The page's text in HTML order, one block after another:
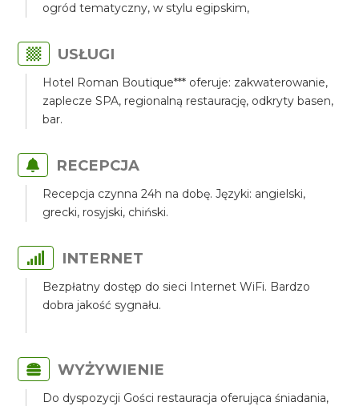
ogród tematyczny, w stylu egipskim,
USŁUGI
Hotel Roman Boutique*** oferuje: zakwaterowanie,
zaplecze SPA, regionalną restaurację, odkryty basen,
bar.
RECEPCJA
Recepcja czynna 24h na dobę. Języki: angielski,
grecki, rosyjski, chiński.
INTERNET
Bezpłatny dostęp do sieci Internet WiFi. Bardzo
dobra jakość sygnału.
WYŻYWIENIE
Do dyspozycji Gości restauracja oferująca śniadania,